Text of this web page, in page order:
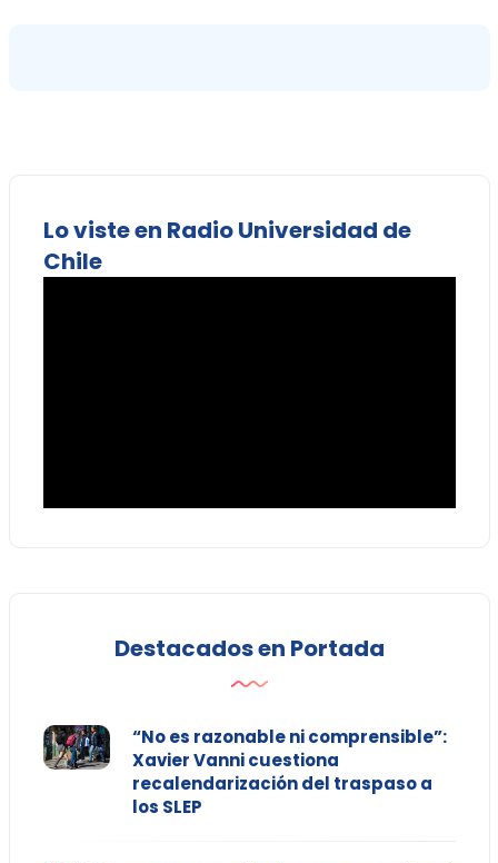
Lo viste en Radio Universidad de
Chile
Destacados en Portada
“No es razonable ni comprensible”:
Xavier Vanni cuestiona
recalendarización del traspaso a
los SLEP